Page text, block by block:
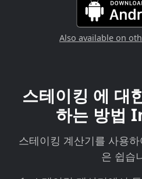
Also available on
스테이킹 에 대
하는 방법
스테이킹 계산기를 사용
은 쉽습